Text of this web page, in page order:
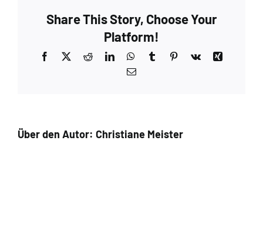
Suri
Share This Story, Choose Your
Platform!
Facebook Reddit LinkedInWhatsApp
TumblrPinterest
Vk
E-
Über den Autor: Christiane Meister